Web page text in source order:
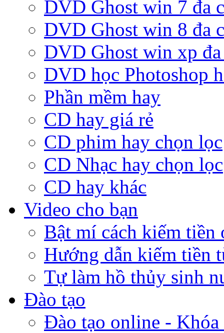
DVD Ghost win 7 đa
DVD Ghost win 8 đa
DVD Ghost win xp
DVD học Photoshop
Phần mềm hay
CD hay giá rẻ
CD phim hay chọn lọc
CD Nhạc hay chọn lọc
CD hay khác
Video cho bạn
Bật mí cách kiếm tiền
Hướng dẫn kiếm tiền
Tự làm hồ thủy sinh
Đào tạo
Đào tạo online -